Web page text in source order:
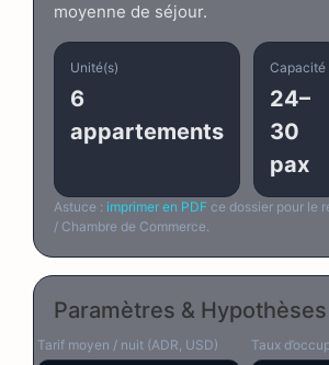
moyenne de séjour.
Unité(s)
6
appartements
Capacité
24–
30
pax
Astuce : imprimer en PDF ce dossier pour le
/ Chambre de Commerce.
Paramètres & Hypothèses
Tarif moyen / nuit (ADR, USD) Taux